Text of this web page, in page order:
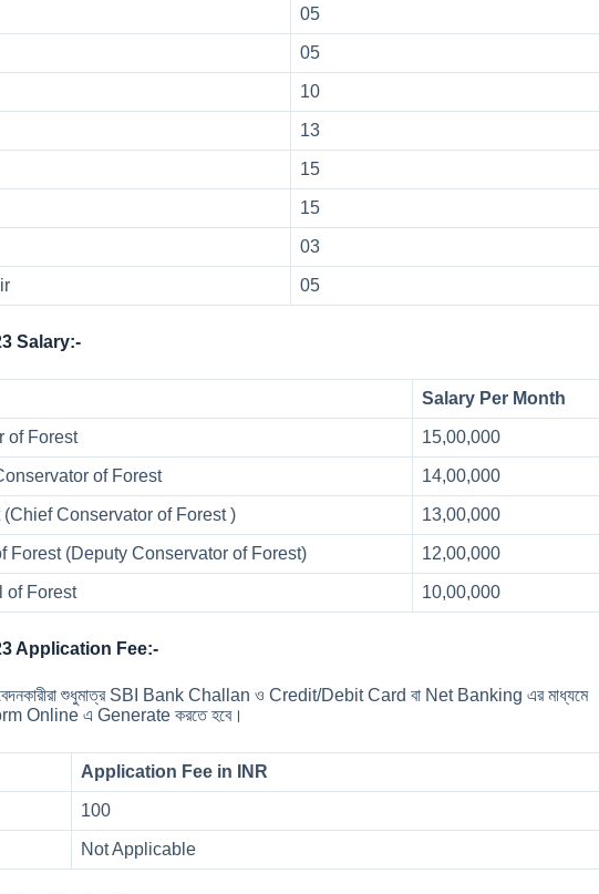
05
05
10
13
15
15
03
05
Salary:-
Salary Per Month
of Forest 15,00,000
of Forest 14,00,000
Conservator of Forest ) 13,00,000
Forest (Deputy Conservator of Forest) 12,00,000
of Forest 10,00,000
Application Fee:-
শুধুমাত্র SBI Bank Challan ও Credit/Debit Card বা Net Banking এর মাধ্যমে
Online এ Generate করতে হবে।
Application Fee in INR
100
Not Applicable